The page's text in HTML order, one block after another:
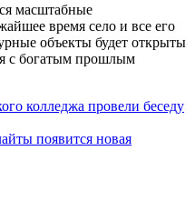
масштабные
время село и все его
объекты будет открыты
с богатым прошлым
колледжа провели беседу
появится новая